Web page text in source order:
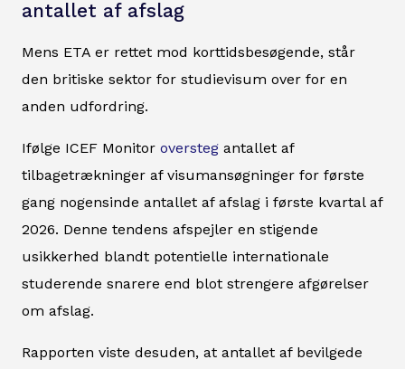
antallet af afslag
Mens ETA er rettet mod korttidsbesøgende, står
den britiske sektor for studievisum over for en
anden udfordring.
Ifølge ICEF Monitor oversteg antallet af
tilbagetrækninger af visumansøgninger for første
gang nogensinde antallet af afslag i første kvartal af
2026. Denne tendens afspejler en stigende
usikkerhed blandt potentielle internationale
studerende snarere end blot strengere afgørelser
om afslag.
Rapporten viste desuden, at antallet af bevilgede